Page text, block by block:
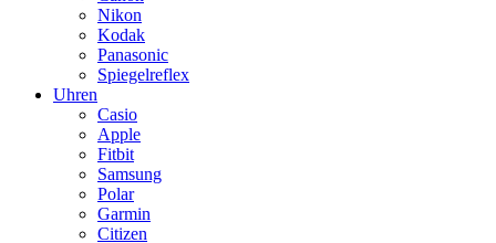
Nikon
Kodak
Panasonic
Spiegelreflex
Uhren
Casio
Apple
Fitbit
Samsung
Polar
Garmin
Citizen